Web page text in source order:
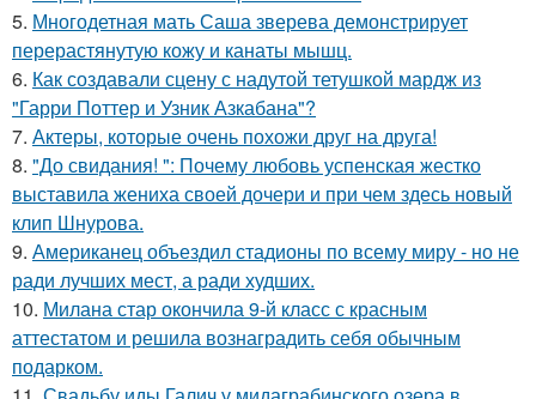
5. Многодетная мать Саша зверева демонстрирует
перерастянутую кожу и канаты мышц.
6. Как создавали сцену с надутой тетушкой мардж из
"Гарри Поттер и Узник Азкабана"?
7. Актеры, которые очень похожи друг на друга!
8. "До свидания! ": Почему любовь успенская жестко
выставила жениха своей дочери и при чем здесь новый
клип Шнурова.
9. Американец объездил стадионы по всему миру - но не
ради лучших мест, а ради худших.
10. Милана стар окончила 9-й класс с красным
аттестатом и решила вознаградить себя обычным
подарком.